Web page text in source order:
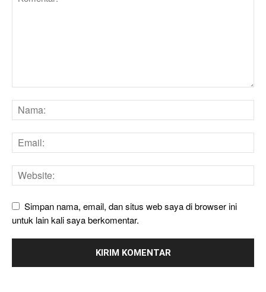
Simpan nama, email, dan situs web saya di browser ini
untuk lain kali saya berkomentar.